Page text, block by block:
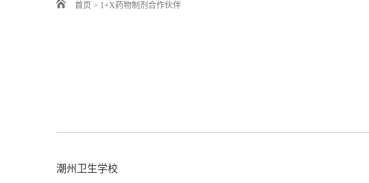
首页 > 1+X药物制剂合作伙伴
潮州卫生学校